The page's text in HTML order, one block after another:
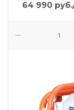
64 990 руб.